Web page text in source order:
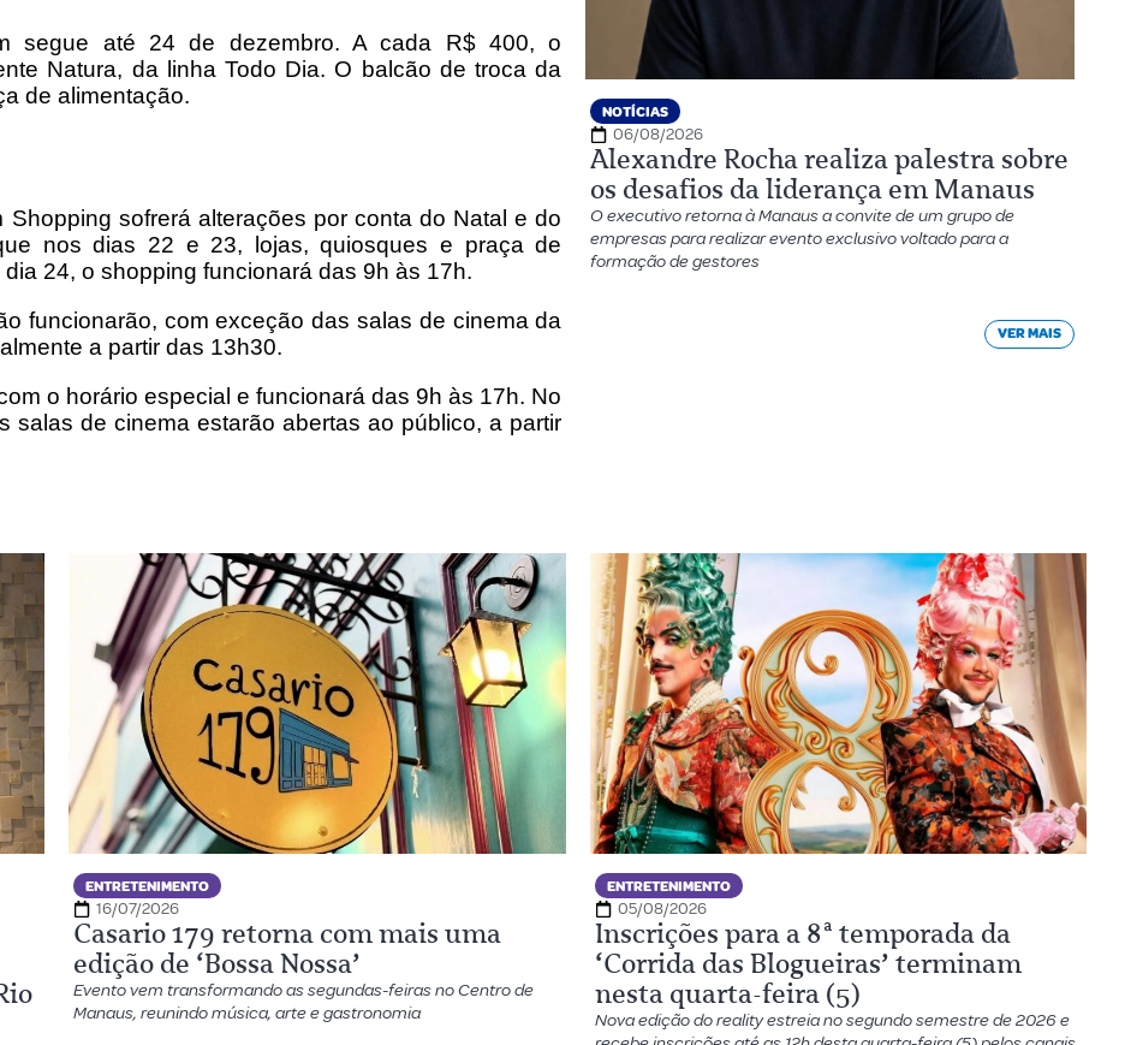
segue até 24 de dezembro. A cada R$ 400, o
Natura, da linha Todo Dia. O balcão de troca da
de alimentação.
sofrerá alterações por conta do Natal e do
nos dias 22 e 23, lojas, quiosques e praça de
24, o shopping funcionará das 9h às 17h.
funcionarão, com exceção das salas de cinema da
a partir das 13h30.
o horário especial e funcionará das 9h às 17h. No
salas de cinema estarão abertas ao público, a partir
NOTÍCIAS
06/08/2026
Alexandre Rocha realiza palestra sobre
os desafios da liderança em Manaus
O executivo retorna à Manaus a convite de um grupo de
empresas para realizar evento exclusivo voltado para a
formação de gestores
VER MAIS
ENTRETENIMENTO
16/07/2026
Casario 179 retorna com mais uma
edição de ‘Bossa Nossa’
Evento vem transformando as segundas-feiras no Centro de
Manaus, reunindo música, arte e gastronomia
ENTRETENIMENTO
05/08/2026
Inscrições para a 8ª temporada da
‘Corrida das Blogueiras’ terminam
nesta quarta-feira (5)
Nova edição do reality estreia no segundo semestre de 2026 e